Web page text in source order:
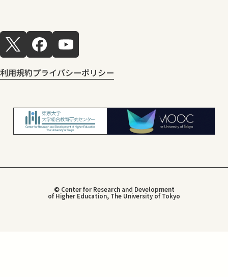
利用規約プライバシーポリシー
© Center for Research and Development
of Higher Education, The University of Tokyo